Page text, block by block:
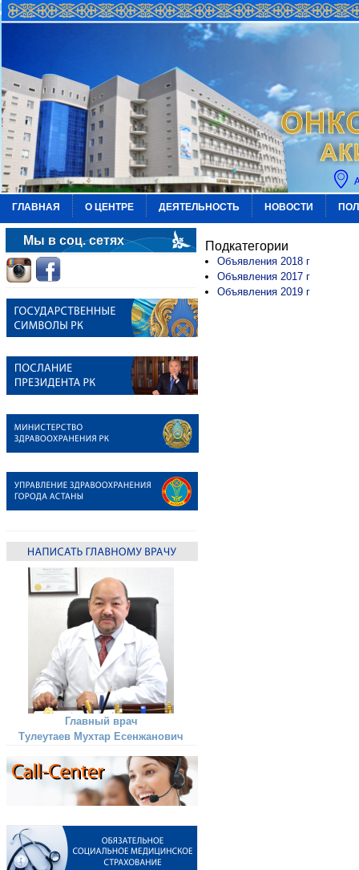
ГЛАВНАЯ О ЦЕНТРЕ ДЕЯТЕЛЬНОСТЬ НОВОСТИ
Мы в соц. сетях
Главный врач
Тулеутаев Мухтар Есенжанович
Подкатегории
Объявления 2018 г
Объявления 2017 г
Объявления 2019 г